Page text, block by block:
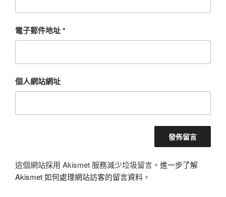
電子郵件地址*
個人網站網址
這個網站採用 Akismet 服務減少垃圾留言。 進一步了解
Akismet 如何處理網站訪客的留言資料 。